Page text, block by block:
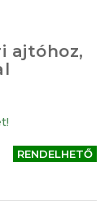
ajtóhoz,
RENDELHETŐ